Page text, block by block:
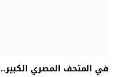
في المتحف المصري